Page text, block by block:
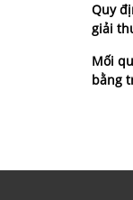
Quy
giải
Mối
bằng